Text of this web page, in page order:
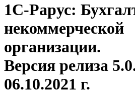
1С-Рарус:
некоммерческой
организации.
Версия релиза
06.10.2021 г.